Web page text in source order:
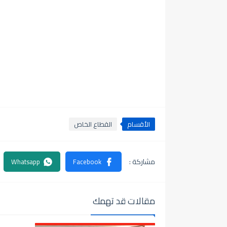
الأقسام القطاع الخاص
مقالات قد تهمك